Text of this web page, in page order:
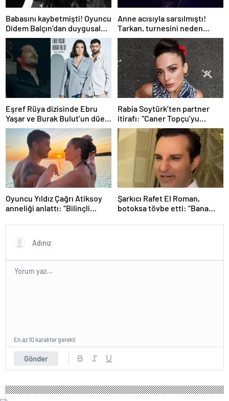
Babasını kaybetmişti! Oyuncu
Didem Balçın’dan duygusal
paylaşım
Anne acısıyla sarsılmıştı!
Tarkan, turnesini neden
bırakmak istemediğini
açıkladı
Eşref Rüya dizisinde Ebru
Yaşar ve Burak Bulut’un düet
parçası ‘Kehribar’ rüzgarı
Rabia Soytürk’ten partner
itirafı: “Caner Topçu’yu
sevmiyorum”
Oyuncu Yıldız Çağrı Atiksoy
anneliği anlattı: “Bilinçli
Şarkıcı Rafet El Roman,
botoksa tövbe etti: “Bana
Gönder
En az 10 karakter gerekli